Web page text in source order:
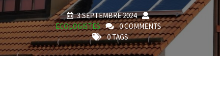
3 SEPTEMBRE 2024
ECOLOGISTES
0 COMMENTS
0 TAGS